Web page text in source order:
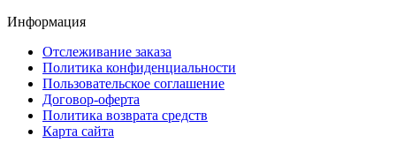
Информация
Отслеживание заказа
Политика конфиденциальности
Пользовательское соглашение
Договор-оферта
Политика возврата средств
Карта сайта